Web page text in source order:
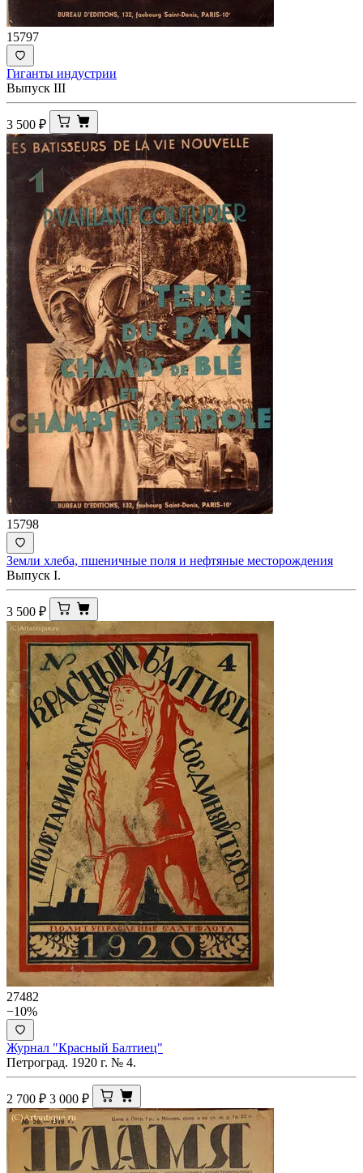
15797
Гиганты индустрии
Выпуск III
3 500 ₽
15798
Земли хлеба, пшеничные поля и нефтяные месторождения
Выпуск I.
3 500 ₽
27482
−10%
Журнал "Красный Балтиец"
Петроград. 1920 г. № 4.
2 700 ₽ 3 000 ₽